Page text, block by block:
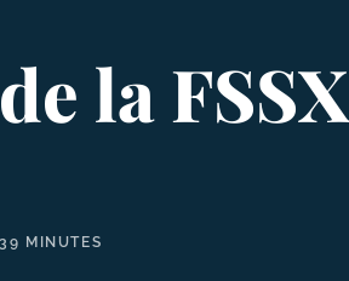
la FSSX
39 MINUTES